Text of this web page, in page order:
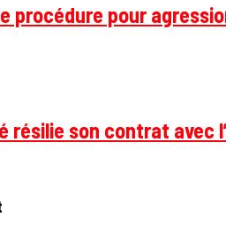
procédure pour
résilie son contrat avec